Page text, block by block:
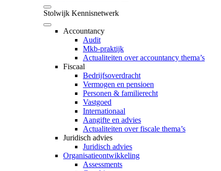
Stolwijk Kennisnetwerk
Accountancy
Audit
Mkb-praktijk
Actualiteiten over accountancy thema’s
Fiscaal
Bedrijfsoverdracht
Vermogen en pensioen
Personen & familierecht
Vastgoed
Internationaal
Aangifte en advies
Actualiteiten over fiscale thema’s
Juridisch advies
Juridisch advies
Organisatieontwikkeling
Assessments